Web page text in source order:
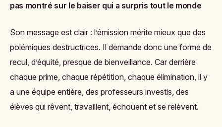
pas montré sur le baiser qui a surpris tout le monde
Son message est clair : l’émission mérite mieux que des
polémiques destructrices. Il demande donc une forme de
recul, d’équité, presque de bienveillance. Car derrière
chaque prime, chaque répétition, chaque élimination, il y
a une équipe entière, des professeurs investis, des
élèves qui rêvent, travaillent, échouent et se relèvent.